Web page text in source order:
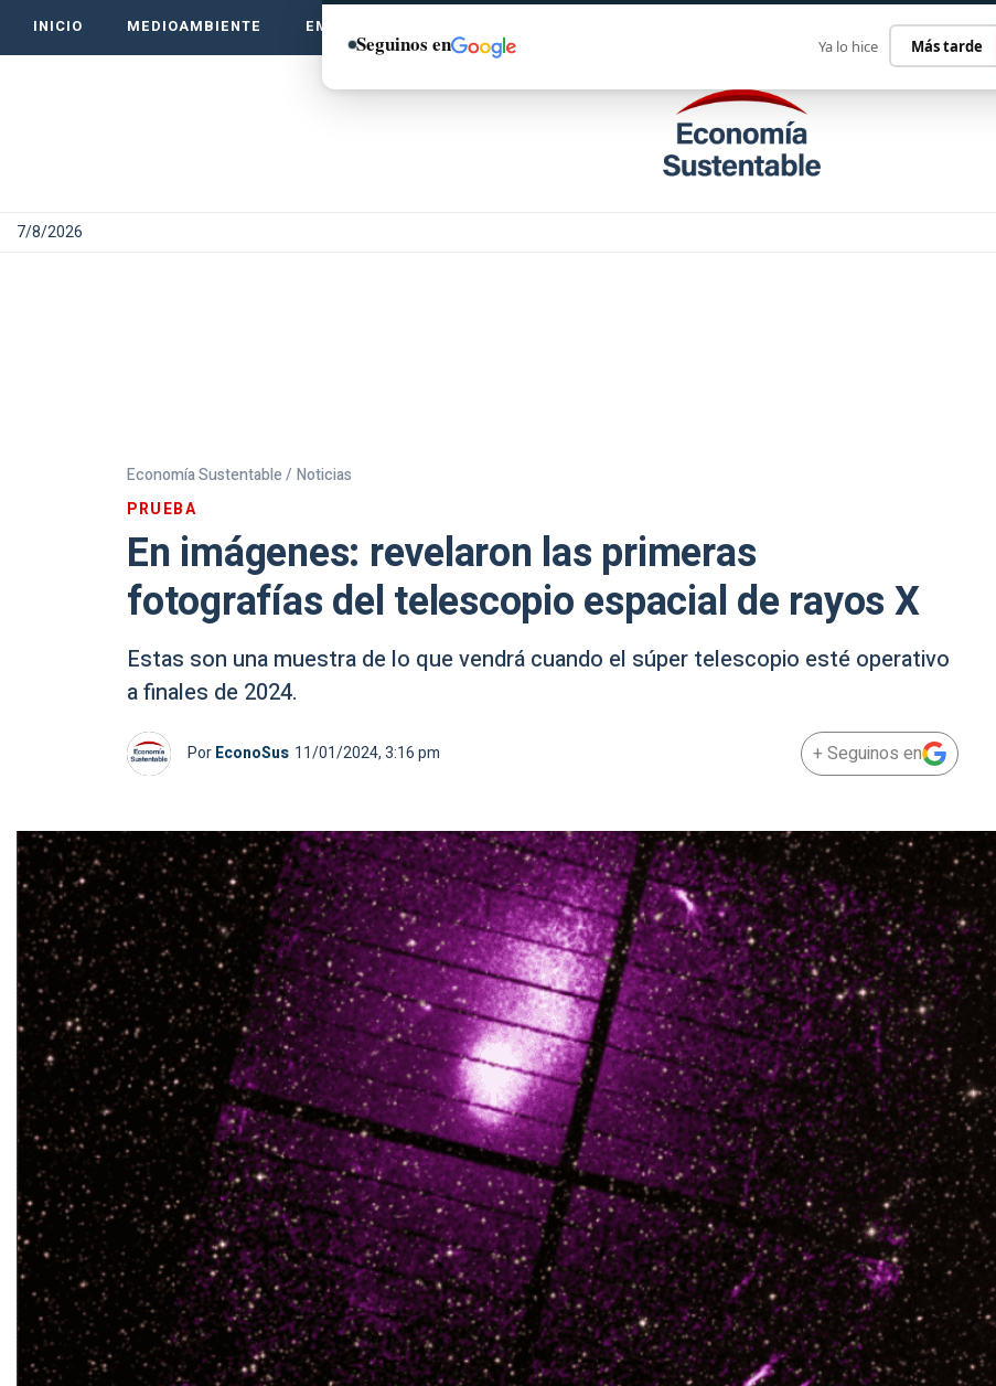
INICIO MEDIOAMBIENTE EMPRENDE VERDE CONTACTO
7/8/2026
Economía Sustentable / Noticias
PRUEBA
En imágenes: revelaron las primeras
fotografías del telescopio espacial de rayos X
Estas son una muestra de lo que vendrá cuando el súper telescopio esté operativo
a finales de 2024.
PorEconoSus 11/01/2024, 3:16 pm + Seguinos en
Seguinos en Ya lo hice Más tarde